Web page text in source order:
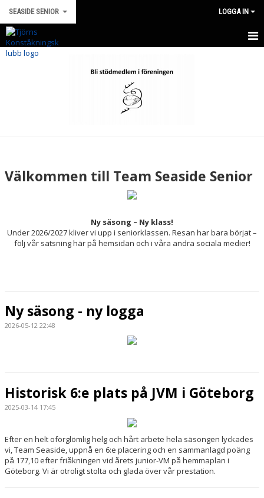
SEASIDE SENIOR LOGGA IN
HEM
Välkommen till Team Seaside Senior
Ny säsong – Ny klass!
Under 2026/2027 kliver vi upp i seniorklassen. Resan har bara börjat –
följ vår satsning här på hemsidan och i våra andra sociala medier!
Ny säsong - ny logga
2026-05-12 22:48
Historisk 6:e plats på JVM i Göteborg
2025-03-14 17:45
Efter en helt oförglömlig helg och hårt arbete hela säsongen lyckades
vi, Team Seaside, uppnå en 6:e placering och en sammanlagd poäng
på 177,10 efter friåkningen vid årets junior-VM på hemmaplan i
Göteborg. Vi är otroligt stolta och glada över vår prestation.